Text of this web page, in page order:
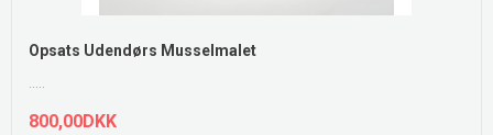
Opsats Udendørs Musselmalet
800,00DKK